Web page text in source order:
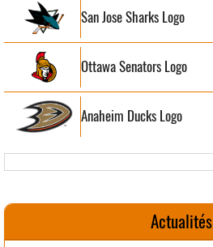
San Jose Sharks Logo
Ottawa Senators Logo
Anaheim Ducks Logo
Actualités